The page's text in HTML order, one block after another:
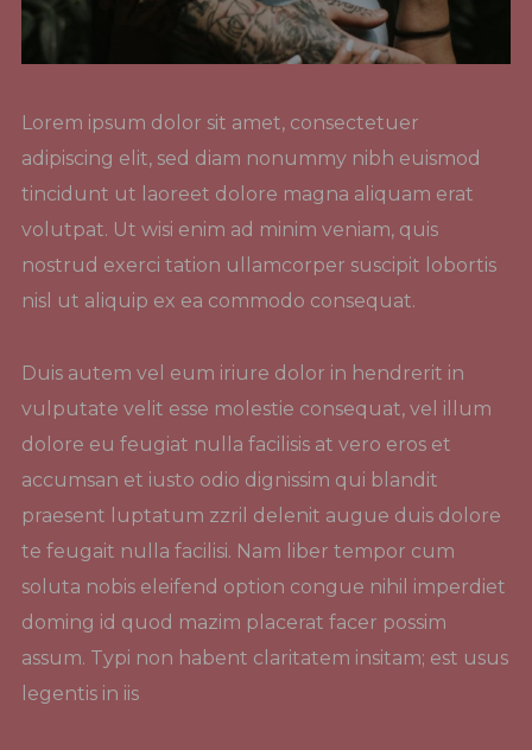
Lorem ipsum dolor sit amet, consectetuer
adipiscing elit, sed diam nonummy nibh euismod
tincidunt ut laoreet dolore magna aliquam erat
volutpat. Ut wisi enim ad minim veniam, quis
nostrud exerci tation ullamcorper suscipit lobortis
nisl ut aliquip ex ea commodo consequat.
Duis autem vel eum iriure dolor in hendrerit in
vulputate velit esse molestie consequat, vel illum
dolore eu feugiat nulla facilisis at vero eros et
accumsan et iusto odio dignissim qui blandit
praesent luptatum zzril delenit augue duis dolore
te feugait nulla facilisi. Nam liber tempor cum
soluta nobis eleifend option congue nihil imperdiet
doming id quod mazim placerat facer possim
assum. Typi non habent claritatem insitam; est usus
legentis in iis